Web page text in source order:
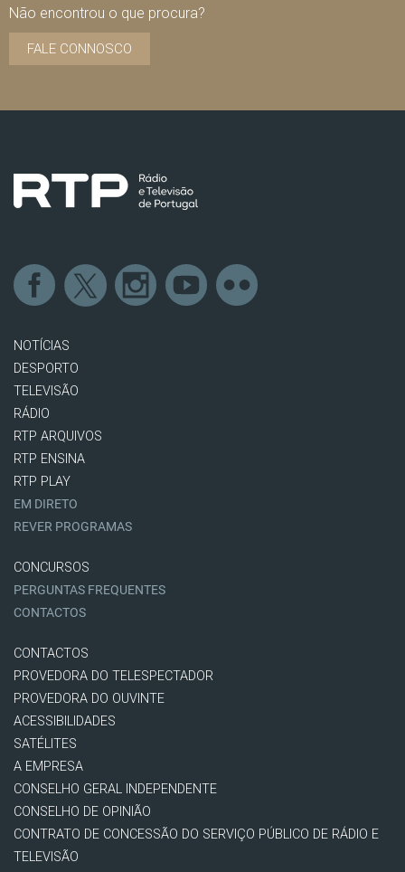
Não encontrou o que procura?
FALE CONNOSCO
NOTÍCIAS
DESPORTO
TELEVISÃO
RÁDIO
RTP ARQUIVOS
RTP ENSINA
RTP PLAY
EM DIRETO
REVER PROGRAMAS
CONCURSOS
PERGUNTAS FREQUENTES
CONTACTOS
CONTACTOS
PROVEDORA DO TELESPECTADOR
PROVEDORA DO OUVINTE
ACESSIBILIDADES
SATÉLITES
A EMPRESA
CONSELHO GERAL INDEPENDENTE
CONSELHO DE OPINIÃO
CONTRATO DE CONCESSÃO DO SERVIÇO PÚBLICO DE RÁDIO E
TELEVISÃO